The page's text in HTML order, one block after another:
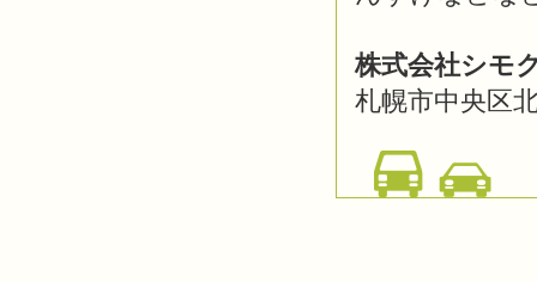
株式会社シモ
札幌市中央区